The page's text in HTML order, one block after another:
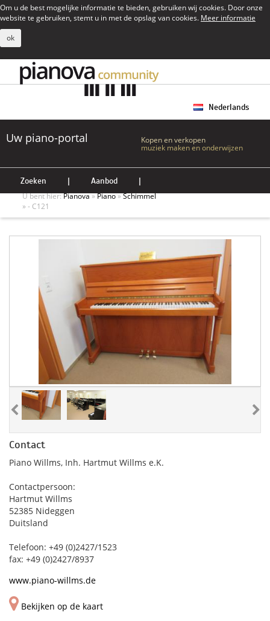
Om u de best mogelijke informatie te bieden, gebruiken wij cookies. Door onze
website te gebruiken, stemt u in met de opslag van cookies. Meer informatie
ok
Nederlands
Uw piano-portal Kopen en verkopen
muziek maken en onderwijzen
Zoeken | Aanbod
|
U bent hier:Pianova»Piano»Schimmel
» - C121
Contact
Piano Willms, Inh. Hartmut Willms e.K.
Contactpersoon:
Hartmut Willms
52385 Nideggen
Duitsland
Telefoon: +49 (0)2427/1523
fax: +49 (0)2427/8937
www.piano-willms.de
Bekijken op de kaart